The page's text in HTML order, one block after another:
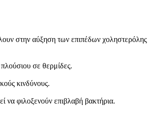
στην αύξηση των επιπέδων χοληστερόλης
σε θερμίδες.
κινδύνους.
φιλοξενούν επιβλαβή βακτήρια.